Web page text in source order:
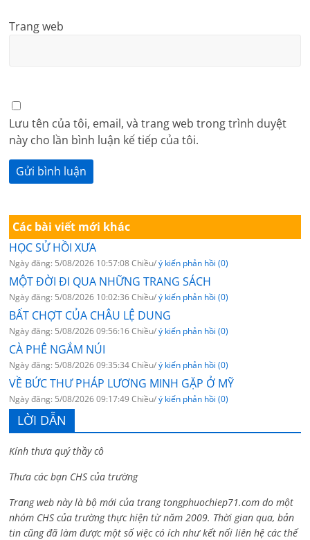
Trang web
Lưu tên của tôi, email, và trang web trong trình duyệt
này cho lần bình luận kế tiếp của tôi.
Các bài viết mới khác
HỌC SỬ HỒI XƯA
Ngày đăng: 5/08/2026 10:57:08 Chiều/ý kiến phản hồi (0)
MỘT ĐỜI ĐI QUA NHỮNG TRANG SÁCH
Ngày đăng: 5/08/2026 10:02:36 Chiều/ý kiến phản hồi (0)
BẤT CHỢT CỦA CHÂU LỆ DUNG
Ngày đăng: 5/08/2026 09:56:16 Chiều/ý kiến phản hồi (0)
CÀ PHÊ NGẮM NÚI
Ngày đăng: 5/08/2026 09:35:34 Chiều/ý kiến phản hồi (0)
VỀ BỨC THƯ PHÁP LƯƠNG MINH GẶP Ở MỸ
Ngày đăng: 5/08/2026 09:17:49 Chiều/ý kiến phản hồi (0)
LỜI DẪN
Kính thưa quý thầy cô
Thưa các bạn CHS của trường
Trang web này là bộ mới của trang tongphuochiep71.com do một
nhóm CHS của trường thực hiện từ năm 2009. Thời gian qua, bản
tin cũng đã làm được một số việc có ích như kết nối liên hệ các thế